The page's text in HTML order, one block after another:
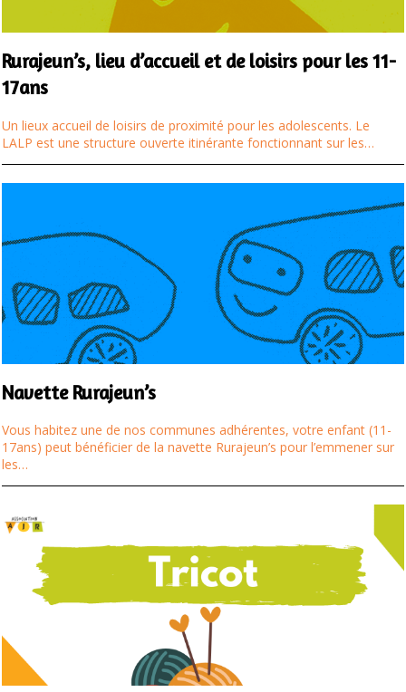
Rurajeun’s, lieu d’accueil et de loisirs pour les 11-
17ans
Un lieux accueil de loisirs de proximité pour les adolescents. Le
LALP est une structure ouverte itinérante fonctionnant sur les…
Navette Rurajeun’s
Vous habitez une de nos communes adhérentes, votre enfant (11-
17ans) peut bénéficier de la navette Rurajeun’s pour l’emmener sur
les…